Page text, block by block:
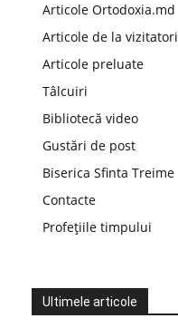
Articole Ortodoxia.md
Articole de la vizitatori
Articole preluate
Tâlcuiri
Bibliotecă video
Gustări de post
Biserica Sfinta Treime
Contacte
Profețiile timpului
Ultimele articole